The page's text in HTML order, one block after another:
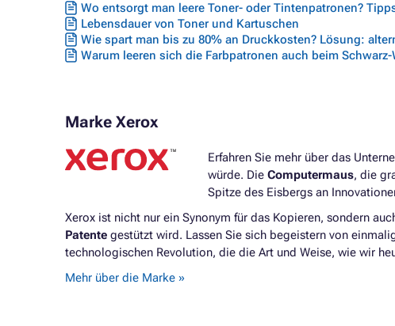
Wo entsorgt man leere Toner- oder Tintenpatronen?
Lebensdauer von Toner und Kartuschen
Wie spart man bis zu 80% an Druckkosten? Lösung:
Warum leeren sich die Farbpatronen auch beim Schwarz-
Marke Xerox
Erfahren Sie mehr über das
würde. Die Computermaus, die
Spitze des Eisbergs an
Xerox ist nicht nur ein Synonym für das Kopieren, sondern
Patente gestützt wird. Lassen Sie sich begeistern von
technologischen Revolution, die die Art und Weise, wie wir
Mehr über die Marke »